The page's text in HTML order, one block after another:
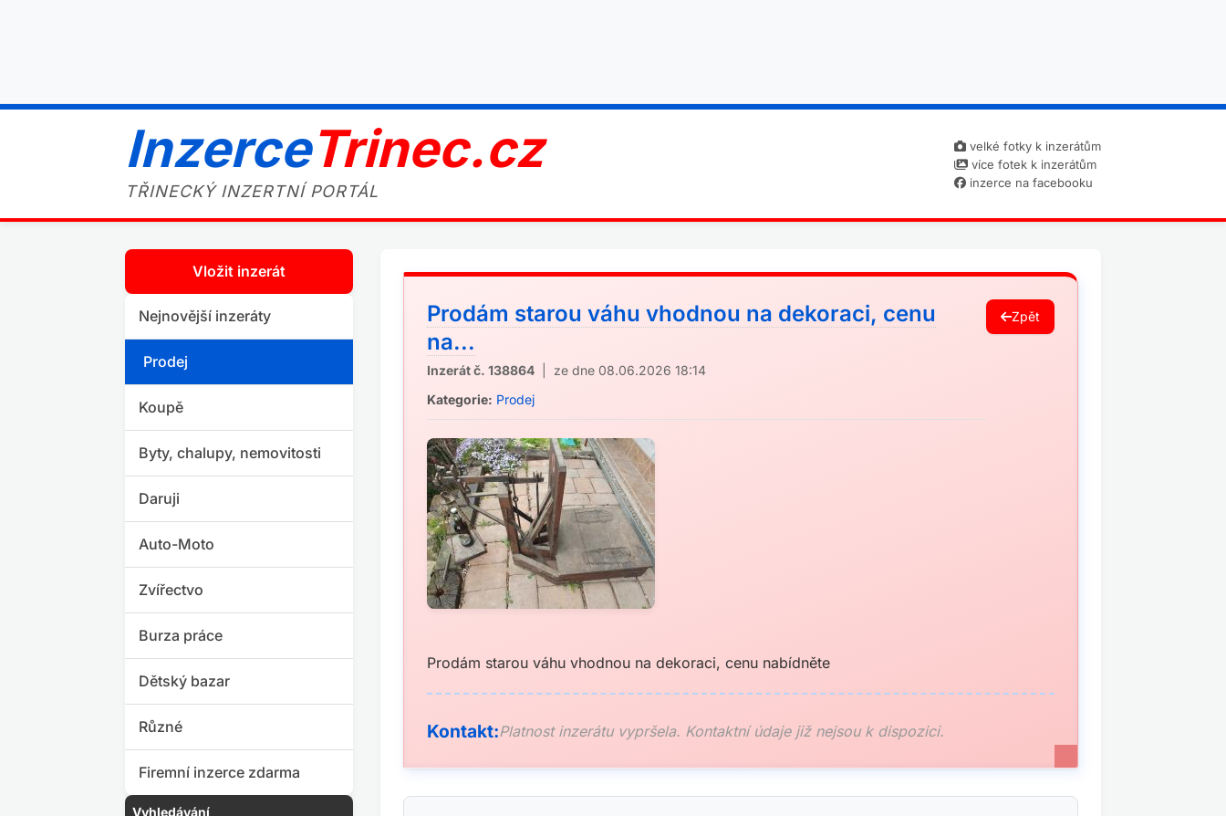
InzerceTrinec.cz
TŘINECKÝ INZERTNÍ PORTÁL
velké fotky k inzerátům
více fotek k inzerátům
inzerce na facebooku
Vložit inzerát
Nejnovější inzeráty
Prodej
Koupě
Byty, chalupy, nemovitosti
Daruji
Auto-Moto
Zvířectvo
Burza práce
Dětský bazar
Různé
Firemní inzerce zdarma
Vyhledávání
Prodám starou váhu vhodnou na dekoraci, cenu
na...
Inzerát č. 138864 | ze dne 08.06.2026 18:14
Kategorie: Prodej
Zpět
Prodám starou váhu vhodnou na dekoraci, cenu nabídněte
Kontakt:Platnost inzerátu vypršela. Kontaktní údaje již nejsou k dispozici.